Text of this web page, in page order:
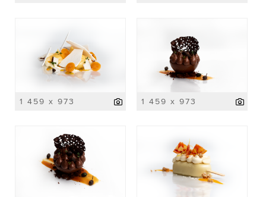
1 459 x 973 1 459 x 973